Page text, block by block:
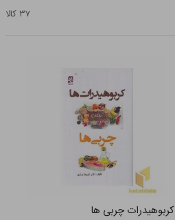
۳۷ کالا
کربوهیدرات چربی ها